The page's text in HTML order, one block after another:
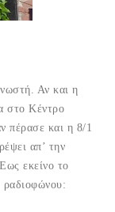
Αν και η
στο Κέντρο
πέρασε και η 8/1
απ’ την
εκείνο το
ραδιοφώνου: